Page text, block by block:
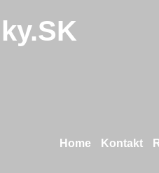
Home Kontakt